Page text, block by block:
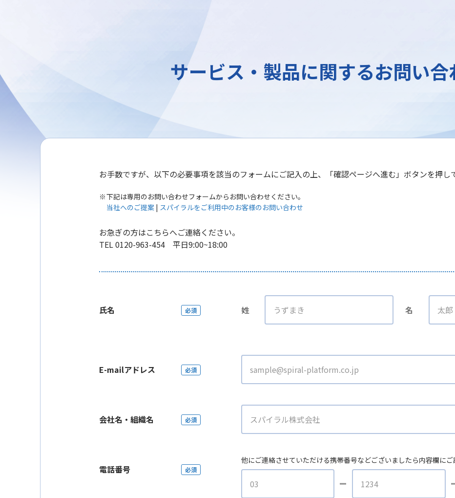
サービス・製品に関するお問い合
お手数ですが、以下の必要事項を該当のフォームにご記入の上、「確認ページへ進む」ボタンを押し
下記は専用のお問い合わせフォームからお問い合わせください。
当社へのご提案| スパイラルをご利用中のお客様のお問い合わせ
お急ぎの方はこちらへご連絡ください。
TEL 0120-963-454 平日9:00~18:00
氏名 必須 姓 名
E-mailアドレス 必須
会社名・組織名 必須
電話番号 必須
他にご連絡させていただける携帯番号などございましたら内容欄にご